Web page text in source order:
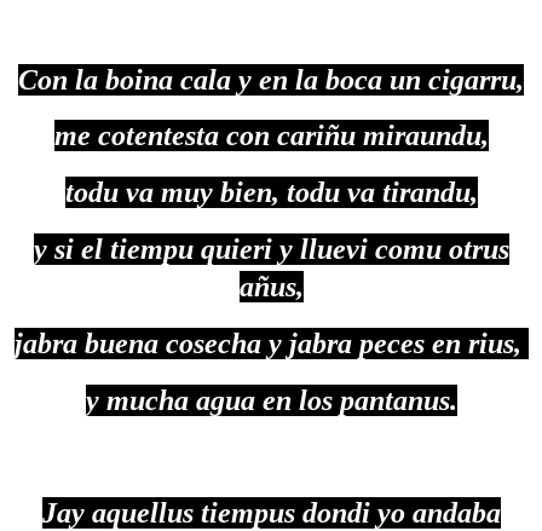
Con la boina cala y en la boca un cigarru,
me cotentesta con cariñu miraundu,
todu va muy bien, todu va tirandu,
y si el tiempu quieri y lluevi comu otrus
añus,
jabra buena cosecha y jabra peces en rius,
y mucha agua en los pantanus.
Jay aquellus tiempus dondi yo andaba